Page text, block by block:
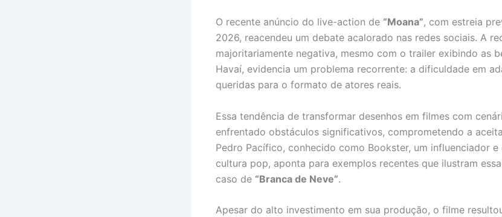
O recente anúncio do live-action de “Moana”, com estreia
2026, reacendeu um debate acalorado nas redes sociais. A
majoritariamente negativa, mesmo com o trailer exibindo as
Havaí, evidencia um problema recorrente: a dificuldade em
queridas para o formato de atores reais.
Essa tendência de transformar desenhos em filmes com
enfrentado obstáculos significativos, comprometendo a
Pedro Pacífico, conhecido como Bookster, um influenciador e
cultura pop, aponta para exemplos recentes que ilustram
caso de “Branca de Neve”.
Apesar do alto investimento em sua produção, o filme